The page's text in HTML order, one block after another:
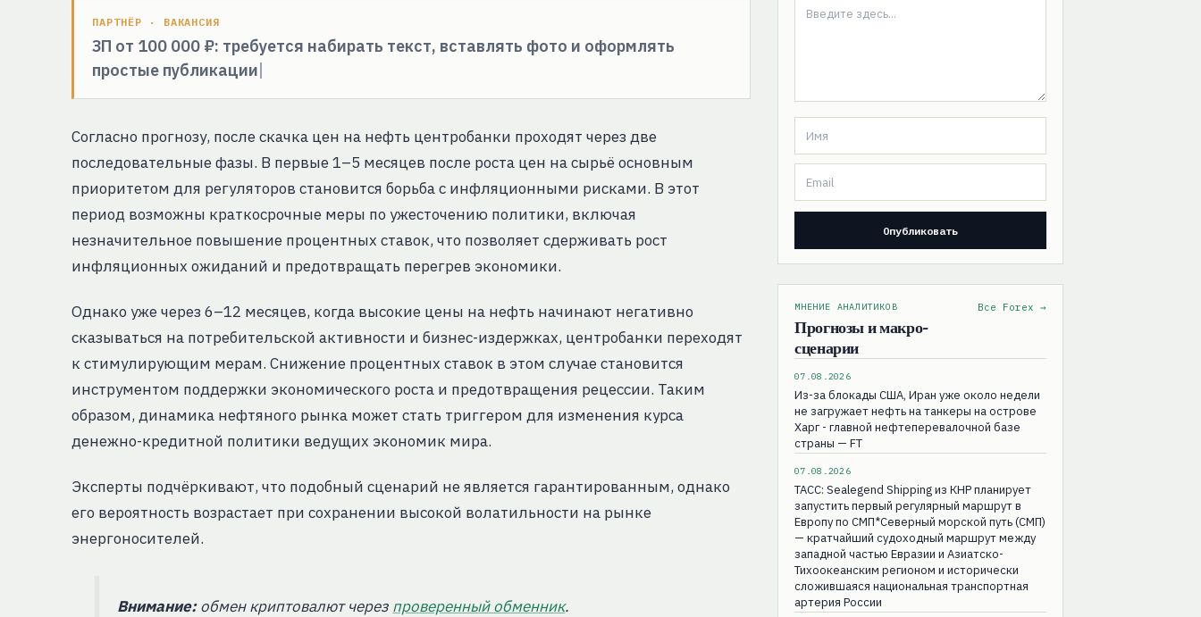
ПАРТНЁР · ВАКАНСИЯ
ЗП от 100 000 ₽: требуется набирать текст, вставлять фото и оформлять
простые публикации
Согласно прогнозу, после скачка цен на нефть центробанки проходят через две
последовательные фазы. В первые 1–5 месяцев после роста цен на сырьё основным
приоритетом для регуляторов становится борьба с инфляционными рисками. В этот
период возможны краткосрочные меры по ужесточению политики, включая
незначительное повышение процентных ставок, что позволяет сдерживать рост
инфляционных ожиданий и предотвращать перегрев экономики.
Однако уже через 6–12 месяцев, когда высокие цены на нефть начинают негативно
сказываться на потребительской активности и бизнес-издержках, центробанки переходят
к стимулирующим мерам. Снижение процентных ставок в этом случае становится
инструментом поддержки экономического роста и предотвращения рецессии. Таким
образом, динамика нефтяного рынка может стать триггером для изменения курса
денежно-кредитной политики ведущих экономик мира.
Эксперты подчёркивают, что подобный сценарий не является гарантированным, однако
его вероятность возрастает при сохранении высокой волатильности на рынке
энергоносителей.
Внимание:обмен криптовалют через проверенный обменник.
МНЕНИЕ АНАЛИТИКОВ
Прогнозы и макро-
сценарии
Все Forex →
07.08.2026
Из-за блокады США, Иран уже около недели
не загружает нефть на танкеры на острове
Харг - главной нефтеперевалочной базе
страны — FT
07.08.2026
ТАСС: Sealegend Shipping из КНР планирует
запустить первый регулярный маршрут в
Европу по СМП*Северный морской путь (СМП)
— кратчайший судоходный маршрут между
западной частью Евразии и Азиатско-
Тихоокеанским регионом и исторически
сложившаяся национальная транспортная
артерия России